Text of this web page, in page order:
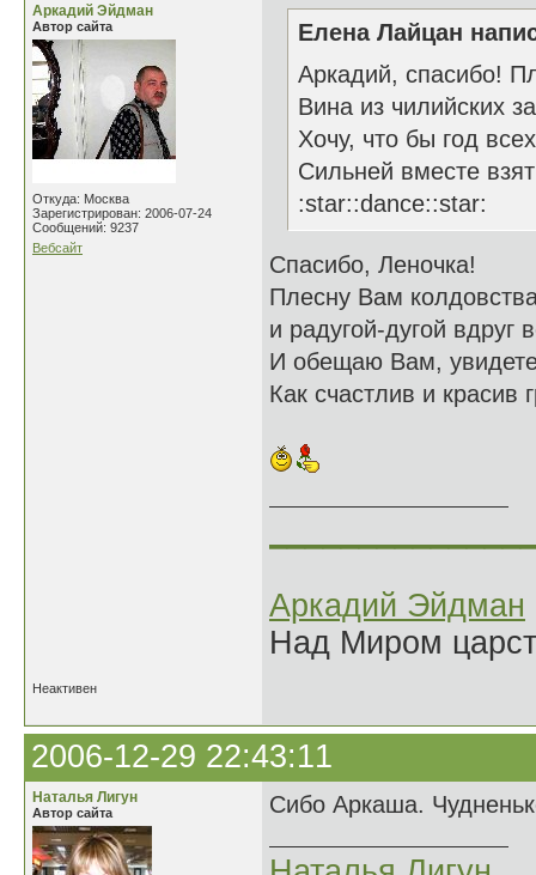
Аркадий Эйдман
Автор сайта
Откуда: Москва
Зарегистрирован: 2006-07-24
Сообщений: 9237
Вебсайт
Елена Лайцан
Аркадий, спасибо!
Вина из чилийских
Хочу, что бы год
Сильней вместе
:star::dance::star:
Спасибо, Леночка!
Плесну Вам
и радугой-дугой вдруг
И обещаю Вам,
Как счастлив и
Аркадий Эйдман
Над Миром
Неактивен
2006-12-29 22:43:11
Наталья Лигун
Автор сайта Сибо Аркаша.